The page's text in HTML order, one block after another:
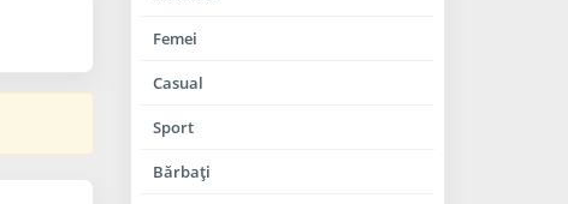
Femei
Casual
Sport
Bărbaţi